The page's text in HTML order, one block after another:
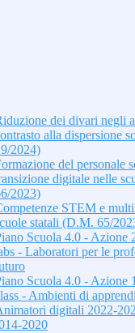
dei divari negli
alla dispersione
2024)
del personale
digitale nelle
2023)
STEM e
statali (D.M. 65/
Scuola 4.0 - Azione
- Laboratori per le
Scuola 4.0 - Azione
- Ambienti di
digitali 2022-
2020